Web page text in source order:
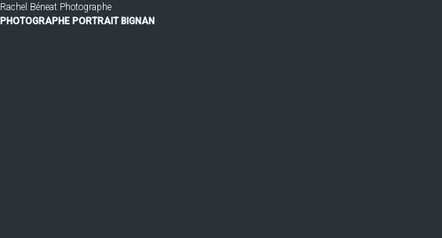
Rachel Béneat Photographe
PHOTOGRAPHE PORTRAIT BIGNAN